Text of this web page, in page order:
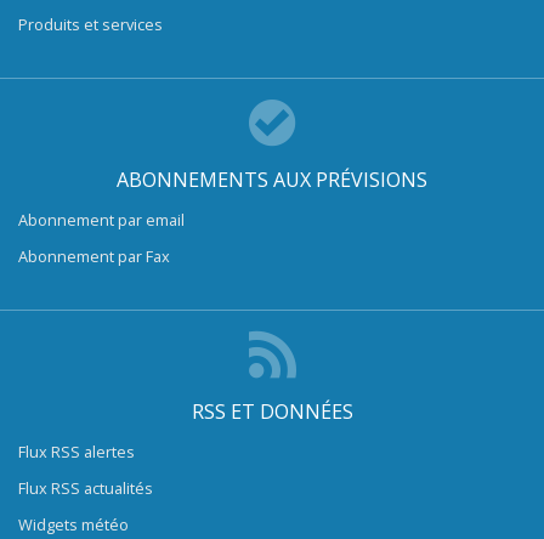
Produits et services
ABONNEMENTS AUX PRÉVISIONS
Abonnement par email
Abonnement par Fax
RSS ET DONNÉES
Flux RSS alertes
Flux RSS actualités
Widgets météo